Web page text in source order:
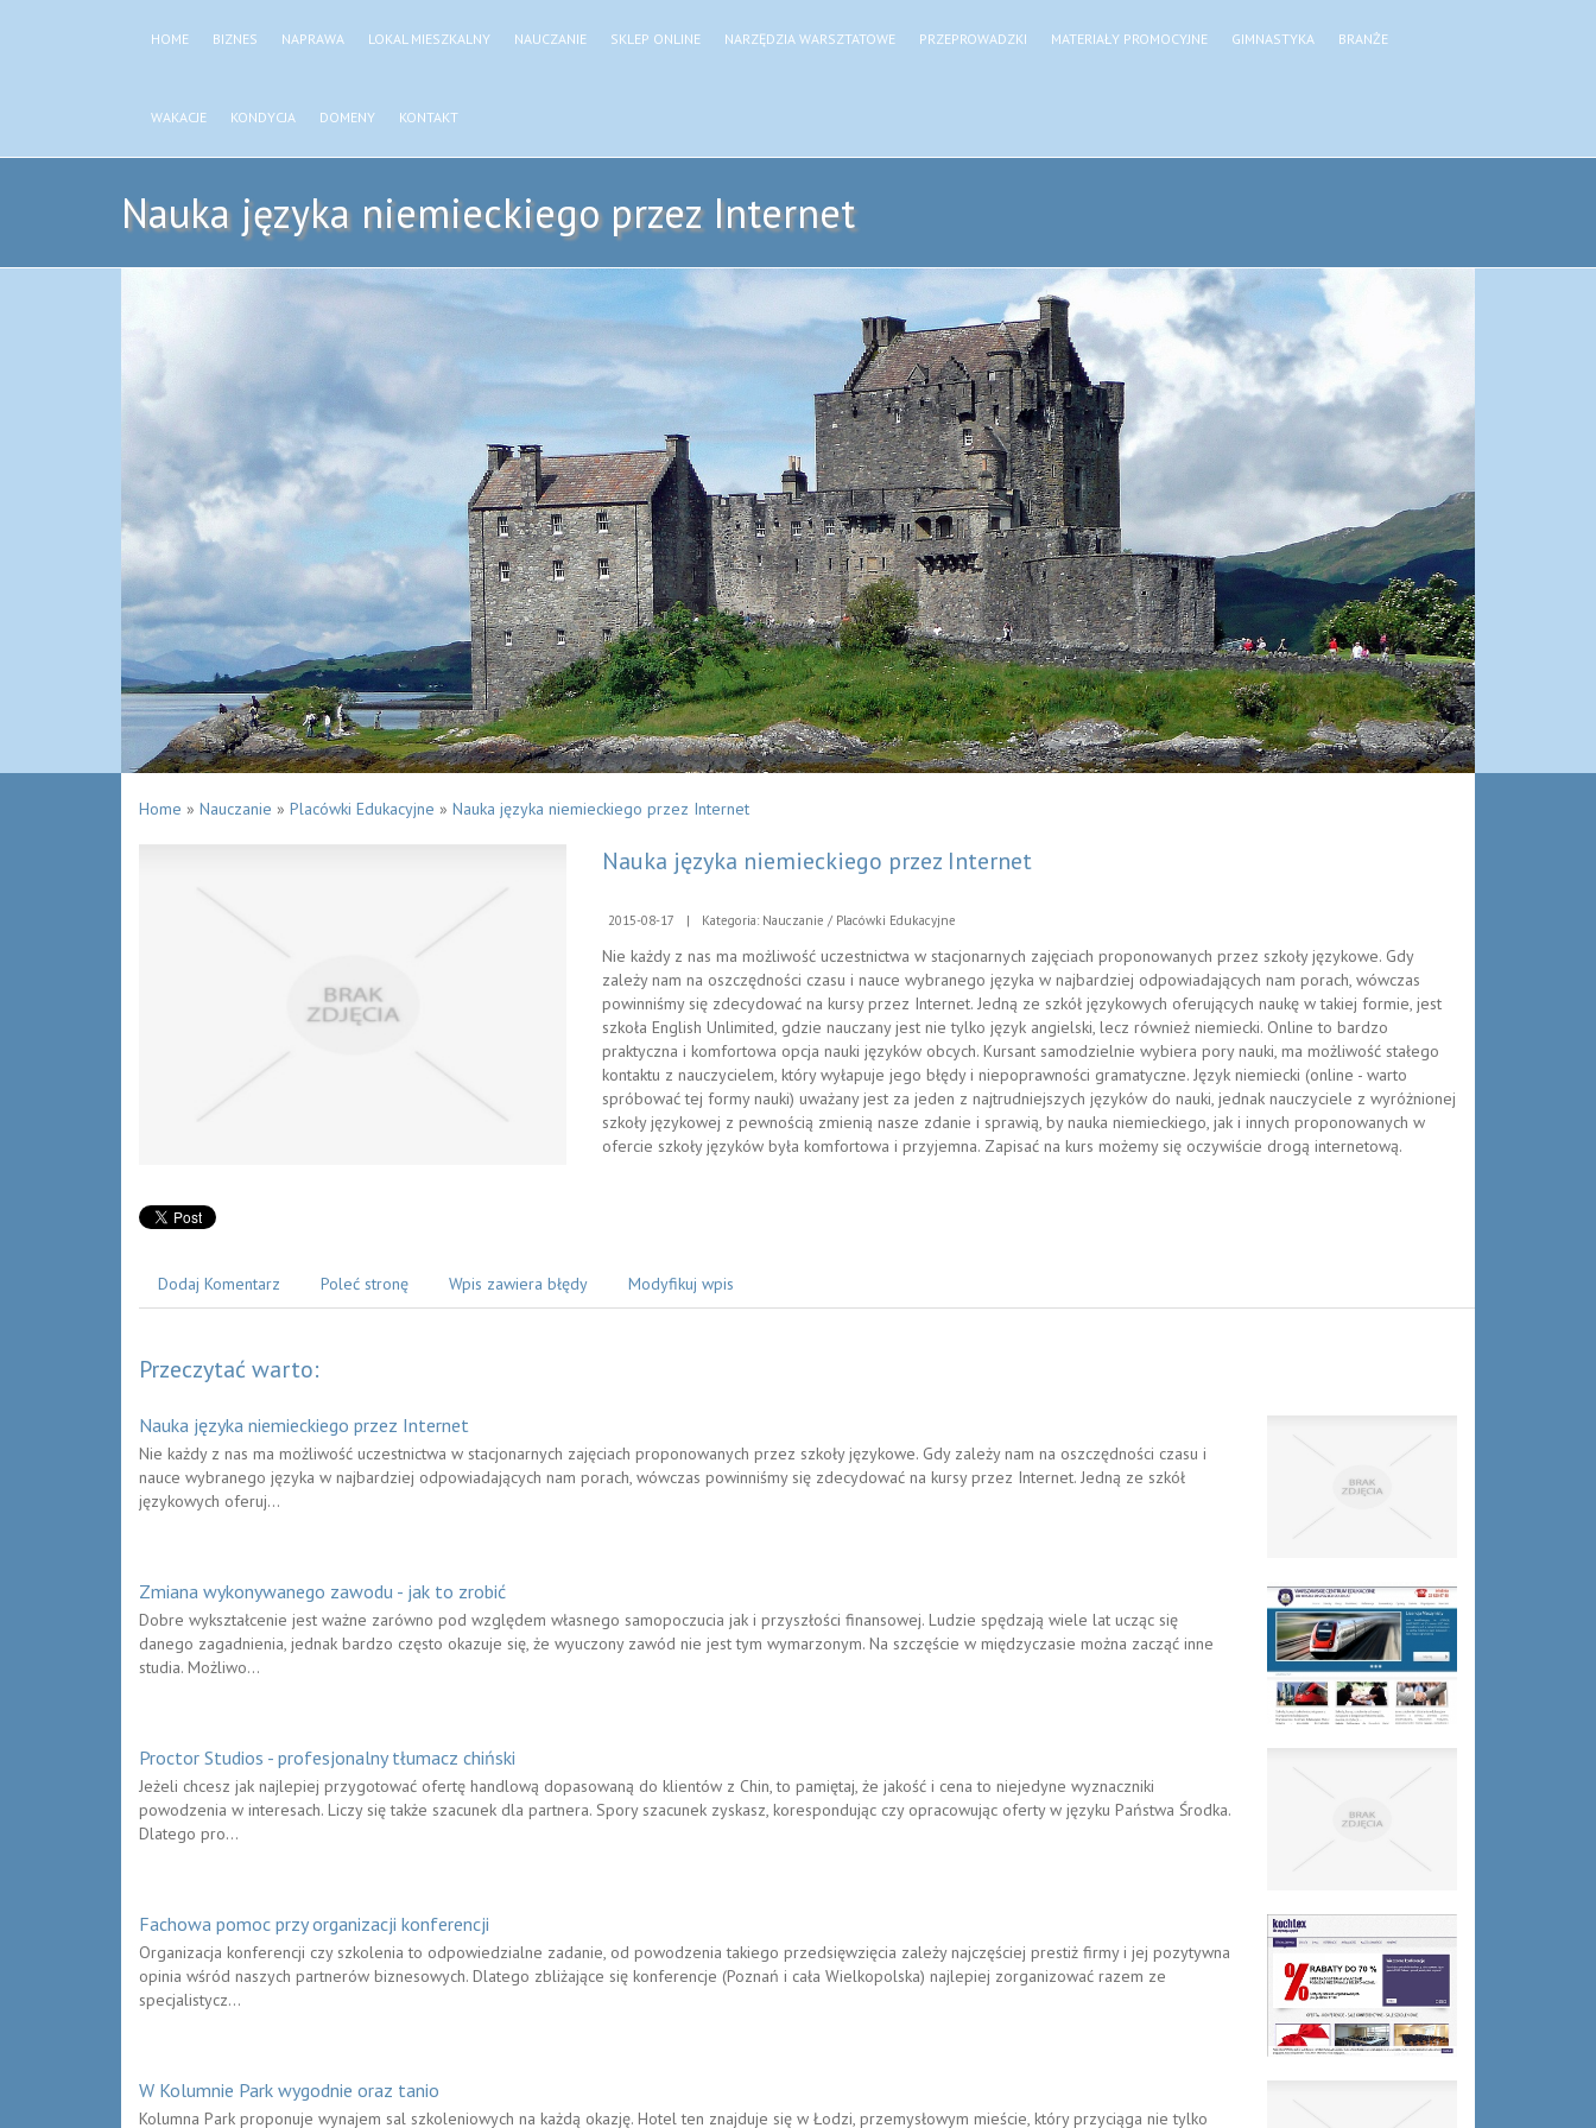
HOME BIZNES NAPRAWA LOKAL MIESZKALNY NAUCZANIE SKLEP ONLINE NARZĘDZIA WARSZTATOWE PRZEPROWADZKI MATERIAŁY PROMOCYJNE GIMNASTYKA BRANŻE
WAKACJE KONDYCJA DOMENY KONTAKT
Nauka języka niemieckiego przez Internet
Home » Nauczanie » Placówki Edukacyjne » Nauka języka niemieckiego przez Internet
Nauka języka niemieckiego przez Internet
2015-08-17 | Kategoria: Nauczanie / Placówki Edukacyjne
Nie każdy z nas ma możliwość uczestnictwa w stacjonarnych zajęciach proponowanych przez szkoły językowe. Gdy
zależy nam na oszczędności czasu i nauce wybranego języka w najbardziej odpowiadających nam porach, wówczas
powinniśmy się zdecydować na kursy przez Internet. Jedną ze szkół językowych oferujących naukę w takiej formie, jest
szkoła English Unlimited, gdzie nauczany jest nie tylko język angielski, lecz również niemiecki. Online to bardzo
praktyczna i komfortowa opcja nauki języków obcych. Kursant samodzielnie wybiera pory nauki, ma możliwość stałego
kontaktu z nauczycielem, który wyłapuje jego błędy i niepoprawności gramatyczne. Język niemiecki (online - warto
spróbować tej formy nauki) uważany jest za jeden z najtrudniejszych języków do nauki, jednak nauczyciele z wyróżnionej
szkoły językowej z pewnością zmienią nasze zdanie i sprawią, by nauka niemieckiego, jak i innych proponowanych w
ofercie szkoły języków była komfortowa i przyjemna. Zapisać na kurs możemy się oczywiście drogą internetową.
Dodaj Komentarz Poleć stronę Wpis zawiera błędy Modyfikuj wpis
Przeczytać warto:
Nauka języka niemieckiego przez Internet
Nie każdy z nas ma możliwość uczestnictwa w stacjonarnych zajęciach proponowanych przez szkoły językowe. Gdy zależy nam na oszczędności czasu i
nauce wybranego języka w najbardziej odpowiadających nam porach, wówczas powinniśmy się zdecydować na kursy przez Internet. Jedną ze szkół
językowych oferuj...
Zmiana wykonywanego zawodu - jak to zrobić
Dobre wykształcenie jest ważne zarówno pod względem własnego samopoczucia jak i przyszłości finansowej. Ludzie spędzają wiele lat ucząc się
danego zagadnienia, jednak bardzo często okazuje się, że wyuczony zawód nie jest tym wymarzonym. Na szczęście w międzyczasie można zacząć inne
studia. Możliwo...
Proctor Studios - profesjonalny tłumacz chiński
Jeżeli chcesz jak najlepiej przygotować ofertę handlową dopasowaną do klientów z Chin, to pamiętaj, że jakość i cena to niejedyne wyznaczniki
powodzenia w interesach. Liczy się także szacunek dla partnera. Spory szacunek zyskasz, korespondując czy opracowując oferty w języku Państwa Środka.
Dlatego pro...
Fachowa pomoc przy organizacji konferencji
Organizacja konferencji czy szkolenia to odpowiedzialne zadanie, od powodzenia takiego przedsięwzięcia zależy najczęściej prestiż firmy i jej pozytywna
opinia wśród naszych partnerów biznesowych. Dlatego zbliżające się konferencje (Poznań i cała Wielkopolska) najlepiej zorganizować razem ze
specjalistycz...
W Kolumnie Park wygodnie oraz tanio
Kolumna Park proponuje wynajem sal szkoleniowych na każdą okazję. Hotel ten znajduje się w Łodzi, przemysłowym mieście, który przyciąga nie tylko